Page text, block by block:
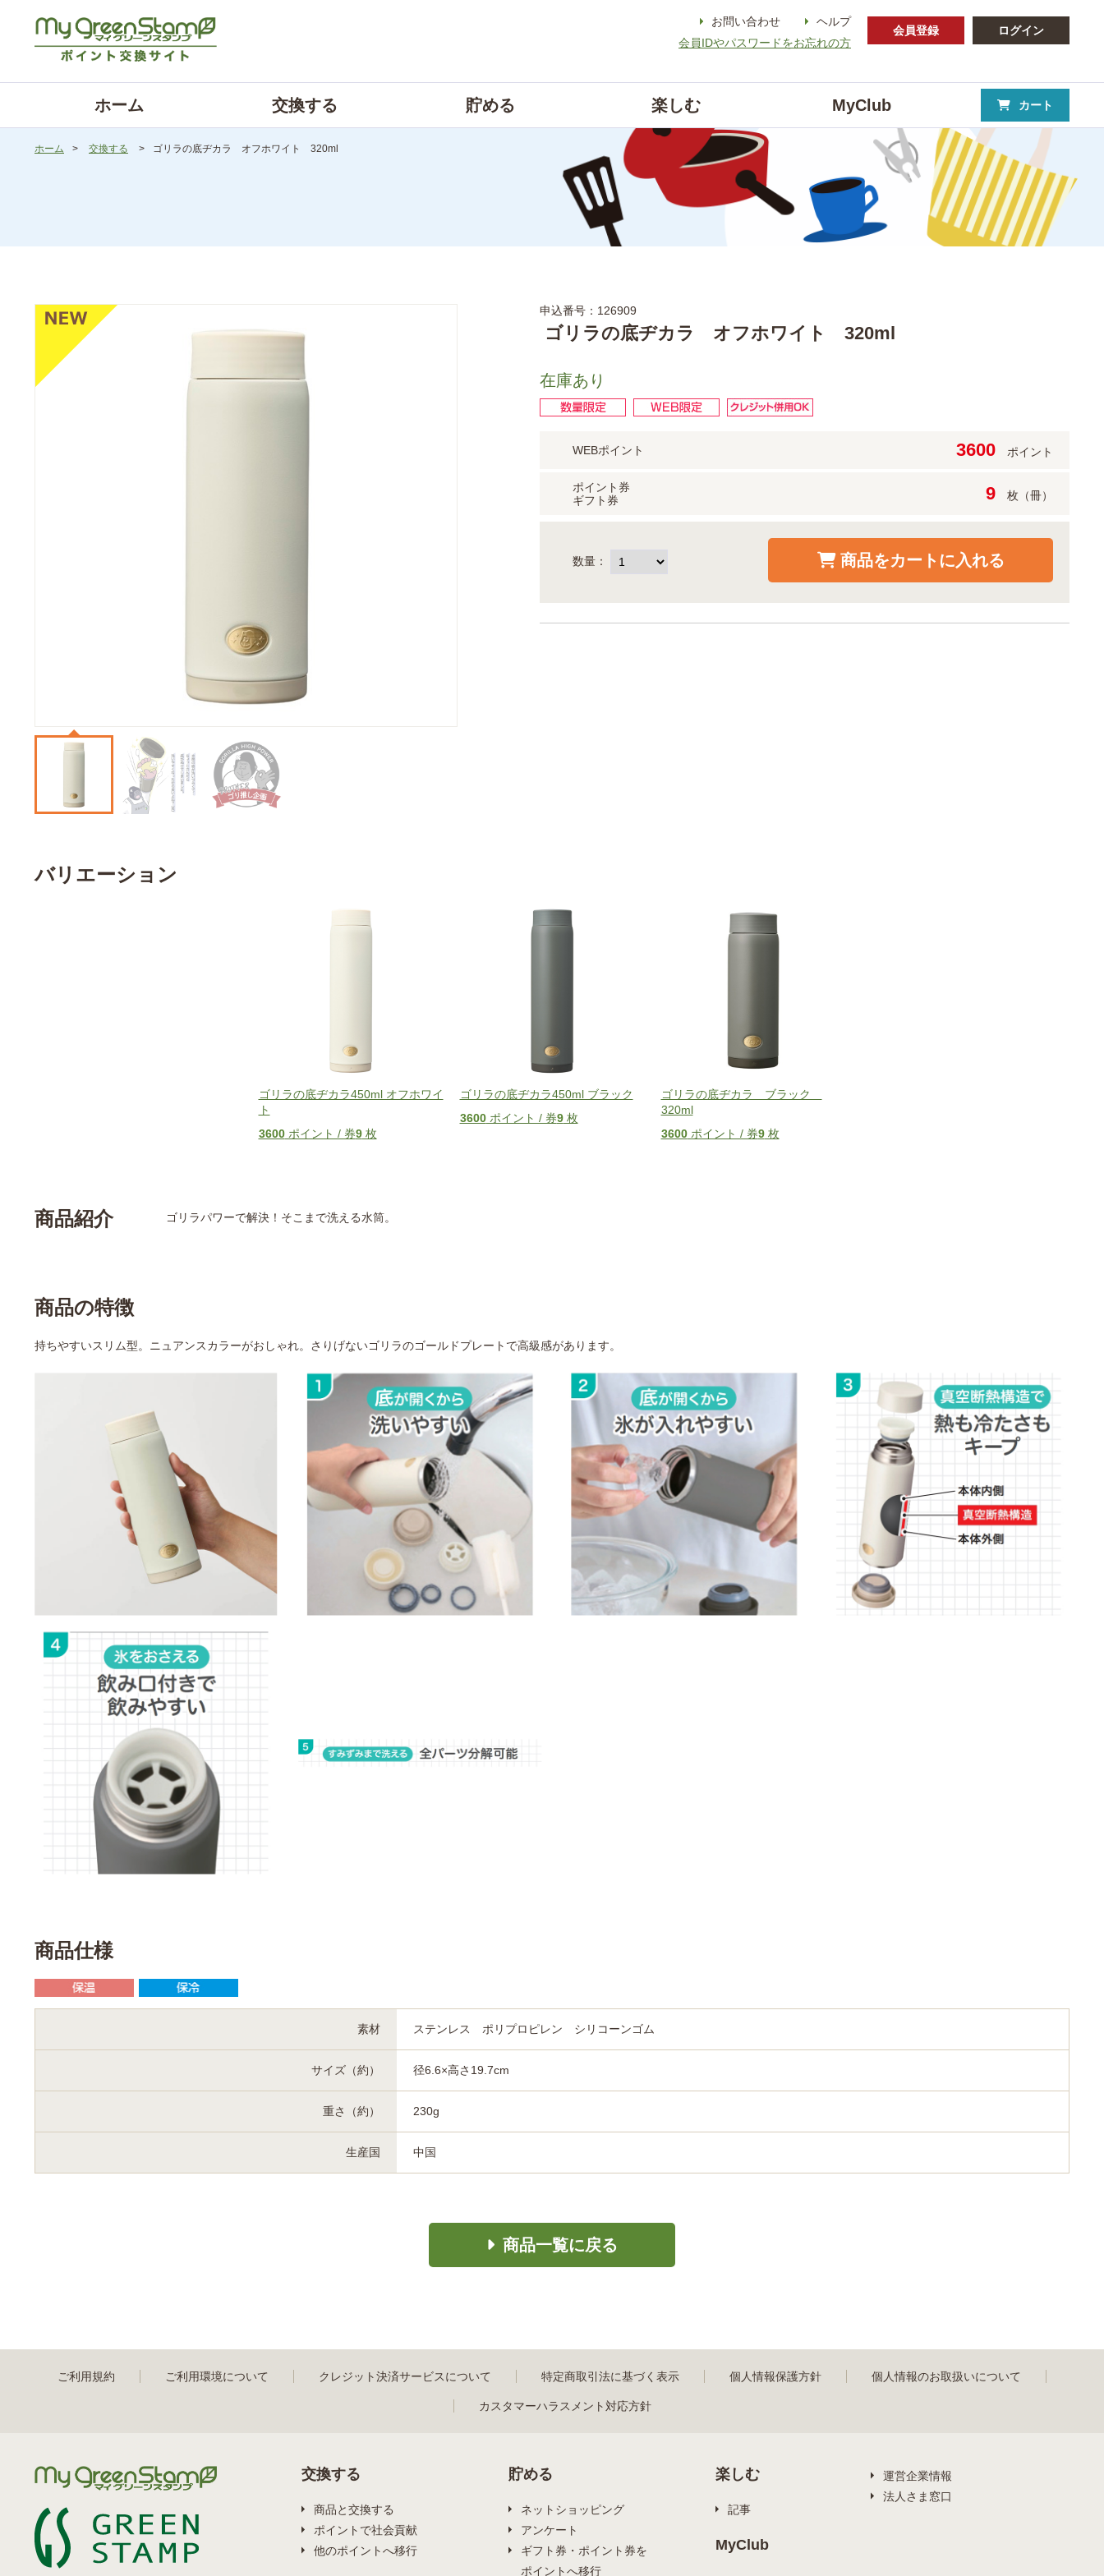
ヘルプ
お問い合わせ
会員IDやパスワードをお忘れの方
会員登録 ログイン
ホーム 交換する 貯める 楽しむ MyClub カート
ホーム > 交換する > ゴリラの底ヂカラ オフホワイト 320ml
申込番号：126909
ゴリラの底ヂカラ オフホワイト 320ml
在庫あり
WEBポイント 3600 ポイント
ポイント券
ギフト券
9 枚（冊）
数量：
バリエーション
ゴリラの底ヂカラ450ml オフホワイ
ト
3600ポイント / 券9枚
ゴリラの底ヂカラ450ml ブラック
3600ポイント / 券9枚
ゴリラの底ヂカラ ブラック
320ml
3600ポイント / 券9枚
商品紹介 ゴリラパワーで解決！そこまで洗える水筒。
商品の特徴
持ちやすいスリム型。ニュアンスカラーがおしゃれ。さりげないゴリラのゴールドプレートで高級感があります。
商品仕様
素材 ステンレス ポリプロピレン シリコーンゴム
サイズ（約） 径6.6×高さ19.7cm
重さ（約） 230g
生産国 中国
商品一覧に戻る
ご利用規約 ご利用環境について クレジット決済サービスについて 特定商取引法に基づく表示 個人情報保護方針 個人情報のお取扱いについて
カスタマーハラスメント対応方針
交換する
商品と交換する
ポイントで社会貢献
他のポイントへ移行
貯める
ネットショッピング
アンケート
ギフト券・ポイント券を
ポイントへ移行
楽しむ
記事
MyClub
運営企業情報
法人さま窓口